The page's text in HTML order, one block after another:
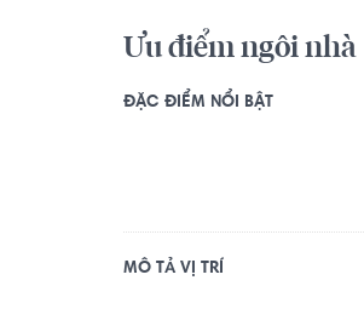
Ưu điểm ngôi nhà
ĐẶC ĐIỂM NỔI BẬT
MÔ TẢ VỊ TRÍ